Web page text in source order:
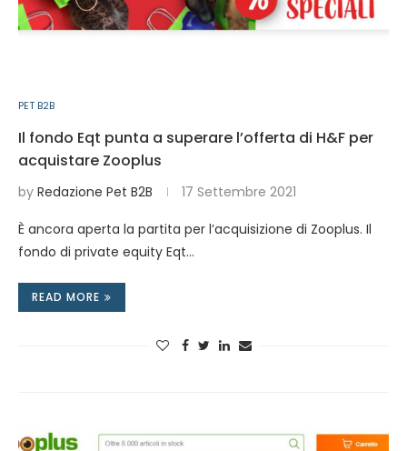
PET B2B
Il fondo Eqt punta a superare l’offerta di H&F per
acquistare Zooplus
by Redazione Pet B2B 17 Settembre 2021
È ancora aperta la partita per l’acquisizione di Zooplus. Il
fondo di private equity Eqt…
READ MORE